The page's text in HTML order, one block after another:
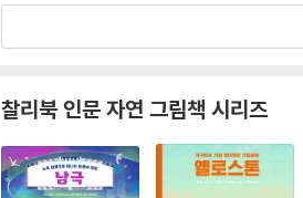
찰리북 인문 자연 그림책 시리즈